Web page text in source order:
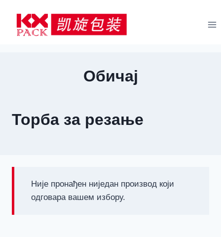
садржај
Обичај
Торба за резање
Није пронађен ниједан производ који
одговара вашем избору.